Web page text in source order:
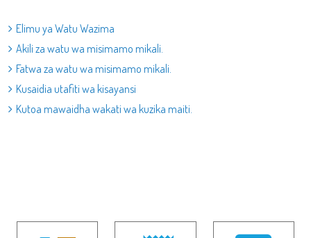
Elimu ya Watu Wazima
Akili za watu wa misimamo mikali.
Fatwa za watu wa misimamo mikali.
Kusaidia utafiti wa kisayansi
Kutoa mawaidha wakati wa kuzika maiti.